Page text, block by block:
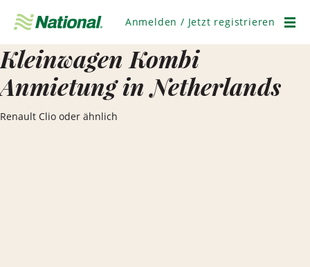
überspringen
Anmelden / Jetzt registrieren
Kleinwagen Kombi
Anmietung in Netherlands
Renault Clio oder ähnlich